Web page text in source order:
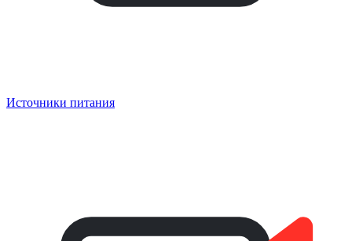
Источники питания